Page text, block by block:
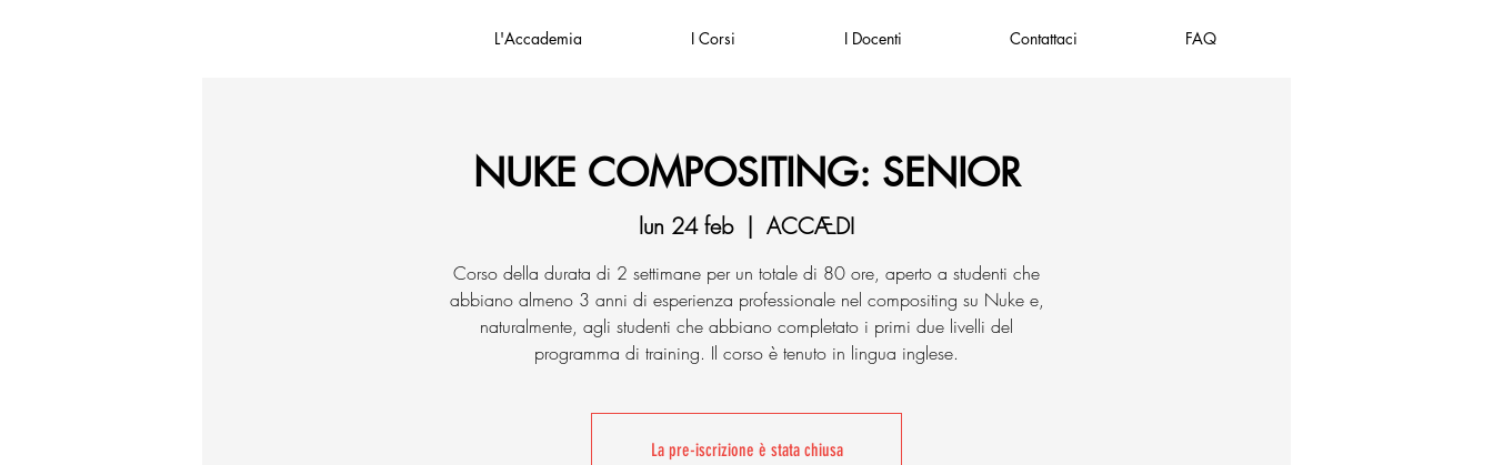
L'Accademia I Corsi I Docenti Contattaci FAQ
NUKE COMPOSITING: SENIOR
lun 24 feb
  |
ACCÆDI
Corso della durata di 2 settimane per un totale di 80 ore, aperto a studenti che
abbiano almeno 3 anni di esperienza professionale nel compositing su Nuke e,
naturalmente, agli studenti che abbiano completato i primi due livelli del
programma di training. Il corso è tenuto in lingua inglese.
La pre-iscrizione è stata chiusa